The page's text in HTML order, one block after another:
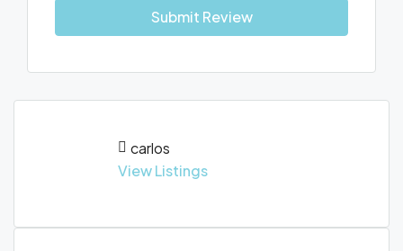
Submit Review
carlos
View Listings